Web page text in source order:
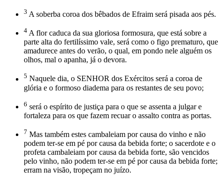
3 A soberba coroa dos bêbados de Efraim será pisada aos pés.
4 A flor caduca da sua gloriosa formosura, que está sobre a
parte alta do fertilíssimo vale, será como o figo prematuro, que
amadurece antes do verão, o qual, em pondo nele alguém os
olhos, mal o apanha, já o devora.
5 Naquele dia, o SENHOR dos Exércitos será a coroa de
glória e o formoso diadema para os restantes de seu povo;
6 será o espírito de justiça para o que se assenta a julgar e
fortaleza para os que fazem recuar o assalto contra as portas.
7 Mas também estes cambaleiam por causa do vinho e não
podem ter-se em pé por causa da bebida forte; o sacerdote e o
profeta cambaleiam por causa da bebida forte, são vencidos
pelo vinho, não podem ter-se em pé por causa da bebida forte;
erram na visão, tropeçam no juízo.